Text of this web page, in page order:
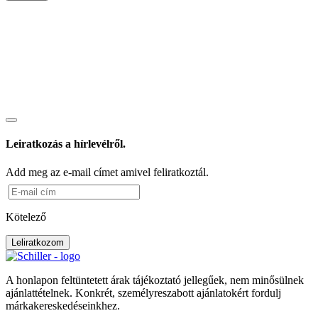
Leiratkozás a hírlevélről.
Add meg az e-mail címet amivel feliratkoztál.
Kötelező
Leliratkozom
A honlapon feltüntetett árak tájékoztató jellegűek, nem minősülnek
ajánlattételnek. Konkrét, személyreszabott ajánlatokért fordulj
márkakereskedéseinkhez.